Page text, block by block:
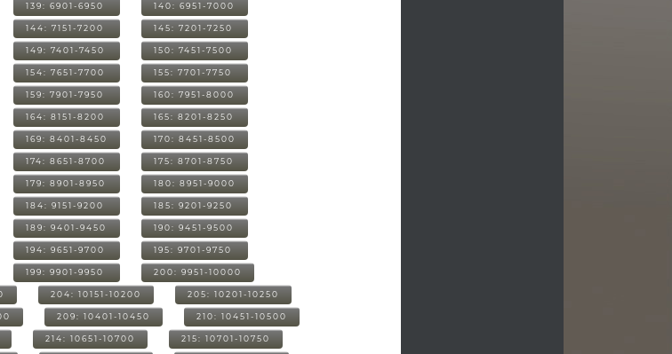
139: 6901-6950 140: 6951-7000
144: 7151-7200 145: 7201-7250
149: 7401-7450 150: 7451-7500
154: 7651-7700 155: 7701-7750
159: 7901-7950 160: 7951-8000
164: 8151-8200 165: 8201-8250
169: 8401-8450 170: 8451-8500
174: 8651-8700 175: 8701-8750
179: 8901-8950 180: 8951-9000
184: 9151-9200 185: 9201-9250
189: 9401-9450 190: 9451-9500
194: 9651-9700 195: 9701-9750
199: 9901-9950 200: 9951-10000
204: 10151-10200 205: 10201-10250
209: 10401-10450 210: 10451-10500
214: 10651-10700 215: 10701-10750